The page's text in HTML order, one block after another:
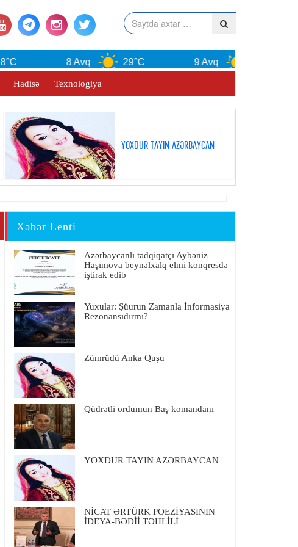
8 Avq 29°C 9 Avq 30°C
Hadisə Texnologiya
YOXDUR TAYIN AZƏRBAYCAN
Xəbər Lenti
Azərbaycanlı tədqiqatçı Aybəniz
Haşımova beynəlxalq elmi konqresdə
iştirak edib
Yuxular: Şüurun Zamanla İnformasiya
Rezonansıdırmı?
Zümrüdü Anka Quşu
Qüdrətli ordumun Baş komandanı
YOXDUR TAYIN AZƏRBAYCAN
NİCAT ƏRTÜRK POEZİYASININ
İDEYA-BƏDİİ TƏHLİLİ